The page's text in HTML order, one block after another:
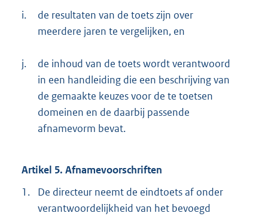
i.
de resultaten van de toets zijn over
meerdere jaren te vergelijken, en
j.
de inhoud van de toets wordt verantwoord
in een handleiding die een beschrijving van
de gemaakte keuzes voor de te toetsen
domeinen en de daarbij passende
afnamevorm bevat.
Artikel 5. Afnamevoorschriften
1.
De directeur neemt de eindtoets af onder
verantwoordelijkheid van het bevoegd